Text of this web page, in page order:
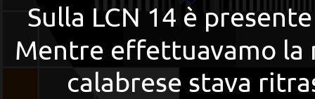
Sulla LCN 14 è
Mentre effettuavamo
calabrese stava